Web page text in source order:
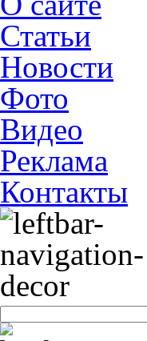
Статьи
Новости
Фото
Видео
Реклама
Контакты